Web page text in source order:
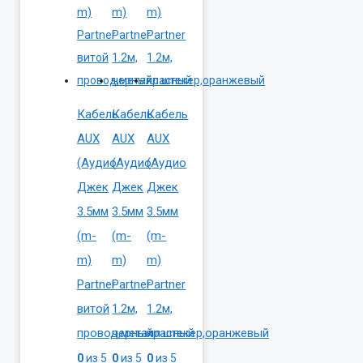
Кабель
AUX
(Аудио
Джек
3.5мм
(m-
m)
Partner
витой
провод,металл.штекер,оранжевый
0из 5
Кабель
AUX
(Аудио
Джек
3.5мм
(m-
m)
Partner
1.2м,
черный
0из 5
Кабель
AUX
(Аудио
Джек
3.5мм
(m-
m)
Partner
1.2м,
красный
0из 5